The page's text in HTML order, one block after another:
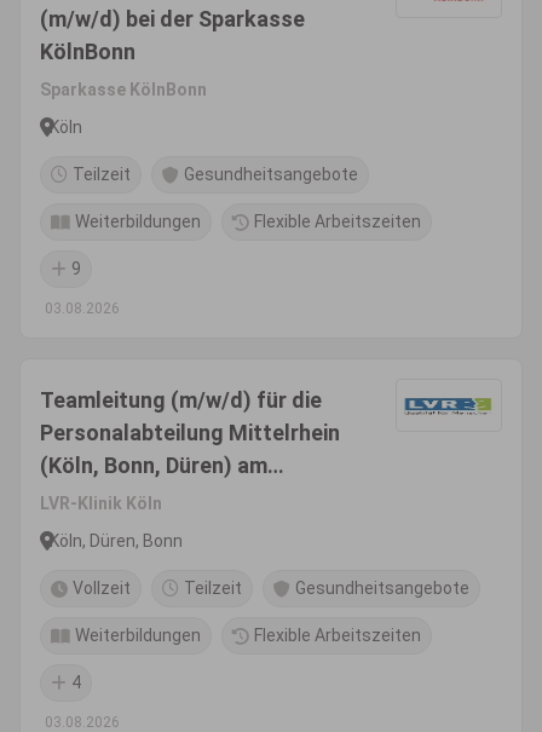
(m/w/d) bei der Sparkasse
KölnBonn
Sparkasse KölnBonn
Köln
Teilzeit Gesundheitsangebote
Weiterbildungen Flexible Arbeitszeiten
9
03.08.2026
Teamleitung (m/w/d) für die
Personalabteilung Mittelrhein
(Köln, Bonn, Düren) am
Standort Düren
LVR-Klinik Köln
Köln, Düren, Bonn
Vollzeit Teilzeit Gesundheitsangebote
Weiterbildungen Flexible Arbeitszeiten
4
03.08.2026